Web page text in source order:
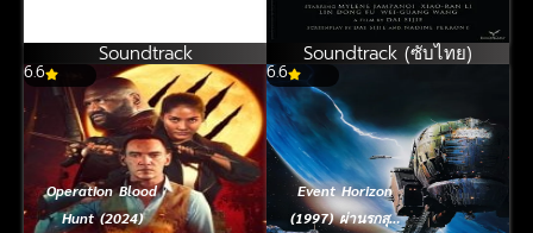
Soundtrack Soundtrack (ซับไทย)
6.6
Operation Blood
Hunt (2024)
6.6
Event Horizon
(1997) ผ่านรกสุด